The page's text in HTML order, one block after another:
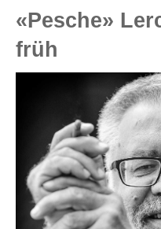
«Pesche»
früh